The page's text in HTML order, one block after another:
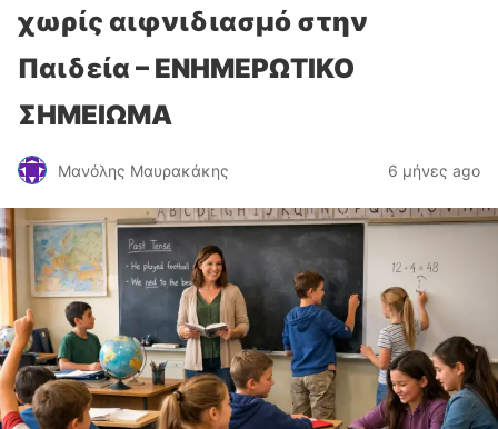
χωρίς αιφνιδιασμό στην
Παιδεία – ΕΝΗΜΕΡΩΤΙΚΟ
ΣΗΜΕΙΩΜΑ
Μανόλης Μαυρακάκης 6 μήνες ago